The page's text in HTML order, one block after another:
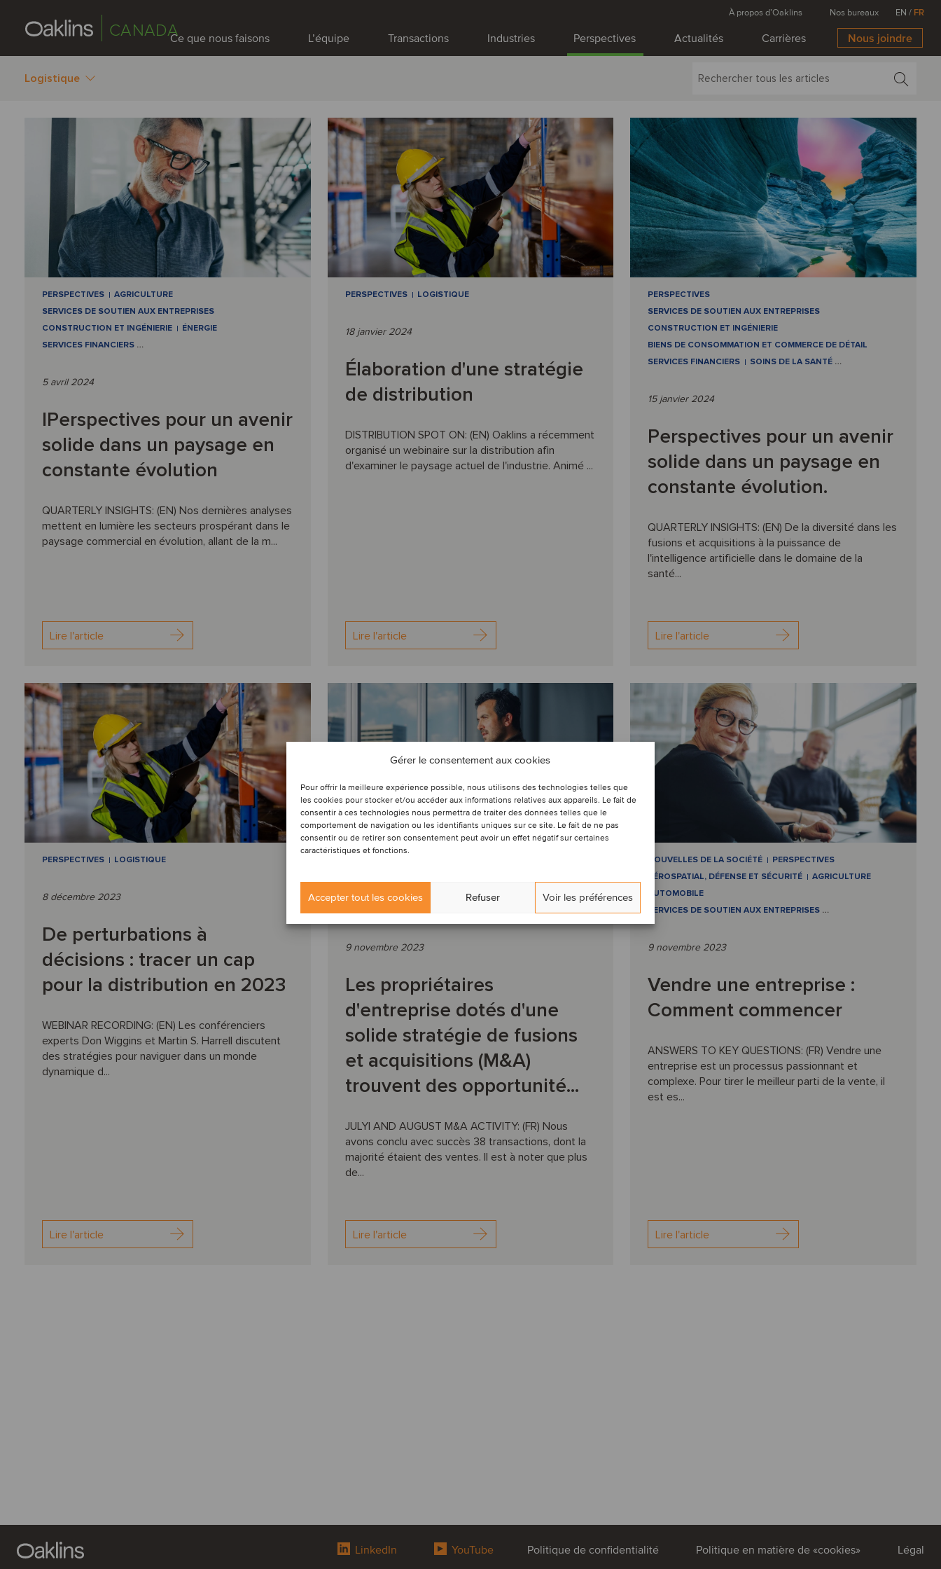
Gérer le consentement aux cookies
Pour offrir la meilleure expérience possible, nous utilisons des technologies telles que
les cookies pour stocker et/ou accéder aux informations relatives aux appareils. Le fait de
consentir à ces technologies nous permettra de traiter des données telles que le
comportement de navigation ou les identifiants uniques sur ce site. Le fait de ne pas
consentir ou de retirer son consentement peut avoir un effet négatif sur certaines
caractéristiques et fonctions.
Accepter tout les cookies Refuser Voir les préférences
CANADACe que nous faisons L’équipe Transactions Industries Perspectives Actualités Carrières Nous joindre
À propos d’Oaklins Nos bureaux EN / FR
Logistique
PERSPECTIVES
AGRICULTURE
SERVICES DE SOUTIEN AUX ENTREPRISES
CONSTRUCTION ET INGÉNIERIE
ÉNERGIE
SERVICES FINANCIERS …
5 avril 2024
IPerspectives pour un avenir
solide dans un paysage en
constante évolution
QUARTERLY INSIGHTS: (EN) Nos dernières analyses
mettent en lumière les secteurs prospérant dans le
paysage commercial en évolution, allant de la m...
Lire l'article
PERSPECTIVES LOGISTIQUE
18 janvier 2024
Élaboration d'une stratégie
de distribution
DISTRIBUTION SPOT ON: (EN) Oaklins a récemment
organisé un webinaire sur la distribution afin
d'examiner le paysage actuel de l'industrie. Animé ...
Lire l'article
PERSPECTIVES
SERVICES DE SOUTIEN AUX ENTREPRISES
CONSTRUCTION ET INGÉNIERIE
BIENS DE CONSOMMATION ET COMMERCE DE DÉTAIL
SERVICES FINANCIERS
SOINS DE LA SANTÉ …
15 janvier 2024
Perspectives pour un avenir
solide dans un paysage en
constante évolution.
QUARTERLY INSIGHTS: (EN) De la diversité dans les
fusions et acquisitions à la puissance de
l'intelligence artificielle dans le domaine de la
santé...
Lire l'article
PERSPECTIVES LOGISTIQUE
8 décembre 2023
De perturbations à
décisions : tracer un cap
pour la distribution en 2023
WEBINAR RECORDING: (EN) Les conférenciers
experts Don Wiggins et Martin S. Harrell discutent
des stratégies pour naviguer dans un monde
dynamique d...
Lire l'article
AUTOMOBILE
9 novembre 2023
Les propriétaires
d'entreprise dotés d'une
solide stratégie de fusions
et acquisitions (M&A)
trouvent des opportunité...
JULYl AND AUGUST M&A ACTIVITY: (FR) Nous
avons conclu avec succès 38 transactions, dont la
majorité étaient des ventes. Il est à noter que plus
de...
Lire l'article
NOUVELLES DE LA SOCIÉTÉ
PERSPECTIVES
AÉROSPATIAL, DÉFENSE ET SÉCURITÉ
AGRICULTURE
AUTOMOBILE
SERVICES DE SOUTIEN AUX ENTREPRISES …
9 novembre 2023
Vendre une entreprise :
Comment commencer
ANSWERS TO KEY QUESTIONS: (FR) Vendre une
entreprise est un processus passionnant et
complexe. Pour tirer le meilleur parti de la vente, il
est es...
Lire l'article
LinkedIn YouTube Politique de confidentialité Politique en matière de «cookies» Légal